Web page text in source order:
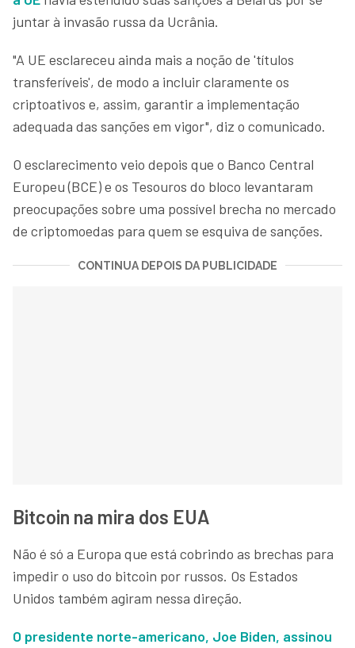
juntar à invasão russa da Ucrânia.
"A UE esclareceu ainda mais a noção de 'títulos
transferíveis', de modo a incluir claramente os
criptoativos e, assim, garantir a implementação
adequada das sanções em vigor", diz o comunicado.
O esclarecimento veio depois que o Banco Central
Europeu (BCE) e os Tesouros do bloco levantaram
preocupações sobre uma possível brecha no mercado
de criptomoedas para quem se esquiva de sanções.
CONTINUA DEPOIS DA PUBLICIDADE
Bitcoin na mira dos EUA
Não é só a Europa que está cobrindo as brechas para
impedir o uso do bitcoin por russos. Os Estados
Unidos também agiram nessa direção.
O presidente norte-americano, Joe Biden, assinou